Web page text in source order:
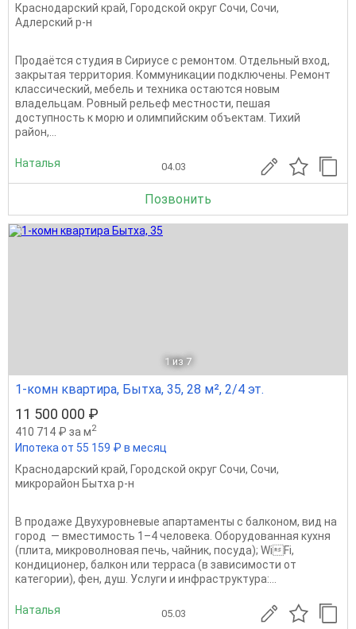
Краснодарский край, Городской округ Сочи, Сочи,
Адлерский р-н
Продаётся студия в Сириусе с ремонтом. Отдельный вход,
закрытая территория. Коммуникации подключены. Ремонт
классический, мебель и техника остаются новым
владельцам. Ровный рельеф местности, пешая
доступность к морю и олимпийским объектам. Тихий
район,...
Наталья 04.03
Позвонить
1 из 7
1-комн квартира, Бытха, 35, 28 м², 2/4 эт.
11 500 000 ₽
410 714 ₽ за м2
Ипотека от 55 159 ₽ в месяц
Краснодарский край, Городской округ Сочи, Сочи,
микрорайон Бытха р-н
В продаже Двухуровневые апартаменты с балконом, вид на
город — вместимость 1–4 человека. Оборудованная кухня
(плита, микроволновая печь, чайник, посуда); WiFi,
кондиционер, балкон или терраса (в зависимости от
категории), фен, душ. Услуги и инфраструктура:...
Наталья 05.03